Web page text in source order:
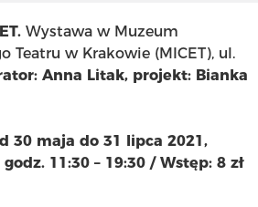
Wystawa w Muzeum
Teatru w Krakowie (MICET), ul.
Anna Litak, projekt: Bianka
30 maja do 31 lipca 2021,
11:30 – 19:30 / Wstęp: 8 zł